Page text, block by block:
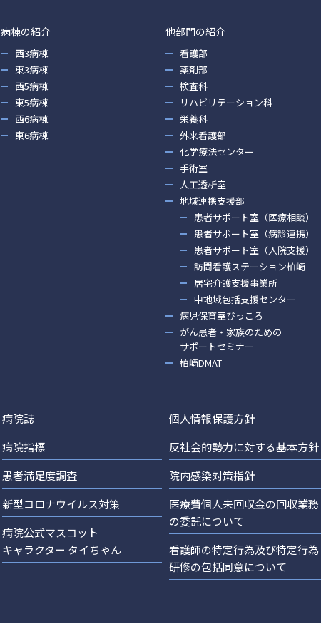
病棟の紹介
西3病棟
東3病棟
西5病棟
東5病棟
西6病棟
東6病棟
他部門の紹介
看護部
薬剤部
検査科
リハビリテーション科
栄養科
外来看護部
化学療法センター
手術室
人工透析室
地域連携支援部
患者サポート室（医療相談）
患者サポート室（病診連携）
患者サポート室（入院支援）
訪問看護ステーション柏崎
居宅介護支援事業所
中地域包括支援センター
病児保育室ぴっころ
がん患者・家族のための
サポートセミナー
柏崎DMAT
病院誌
病院指標
患者満足度調査
新型コロナウイルス対策
病院公式マスコット
キャラクター タイちゃん
個人情報保護方針
反社会的勢力に対する基本方針
院内感染対策指針
医療費個人未回収金の回収業務
の委託について
看護師の特定行為及び特定行為
研修の包括同意について